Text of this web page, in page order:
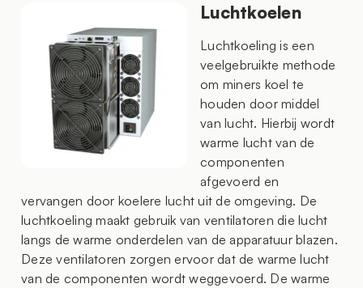
Luchtkoelen
Luchtkoeling is een
veelgebruikte methode
om miners koel te
houden door middel
van lucht. Hierbij wordt
warme lucht van de
componenten
afgevoerd en
vervangen door koelere lucht uit de omgeving. De
luchtkoeling maakt gebruik van ventilatoren die lucht
langs de warme onderdelen van de apparatuur blazen.
Deze ventilatoren zorgen ervoor dat de warme lucht
van de componenten wordt weggevoerd. De warme